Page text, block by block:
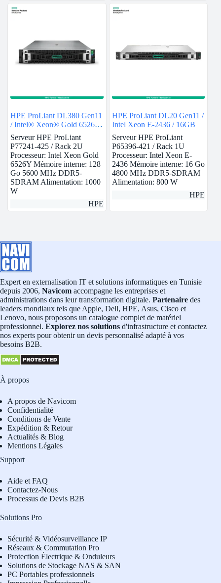
HPE ProLiant DL380 Gen11
/ Intel® Xeon® Gold 6526Y
/ 128GB
Serveur HPE ProLiant
P77241-425 / Rack 2U
Processeur: Intel Xeon Gold
6526Y Mémoire interne: 128
Go 5600 MHz DDR5-
SDRAM Alimentation: 1000
W
HPE
HPE ProLiant DL20 Gen11 /
Intel Xeon E-2436 / 16GB
Serveur HPE ProLiant
P65396-421 / Rack 1U
Processeur: Intel Xeon E-
2436 Mémoire interne: 16 Go
4800 MHz DDR5-SDRAM
Alimentation: 800 W
HPE
Expert en externalisation IT et solutions informatiques en Tunisie
depuis 2006, Navicom accompagne les entreprises et
administrations dans leur transformation digitale. Partenaire des
leaders mondiaux tels que Apple, Dell, HPE, Asus, Cisco et
Lenovo, nous proposons un catalogue complet de matériel
professionnel. Explorez nos solutions d'infrastructure et contactez
nos experts pour obtenir un devis personnalisé adapté à vos
besoins B2B.
À propos
A propos de Navicom
Confidentialité
Conditions de Vente
Expédition & Retour
Actualités & Blog
Mentions Légales
Support
Aide et FAQ
Contactez-Nous
Processus de Devis B2B
Solutions Pro
Sécurité & Vidéosurveillance IP
Réseaux & Commutation Pro
Protection Électrique & Onduleurs
Solutions de Stockage NAS & SAN
PC Portables professionnels